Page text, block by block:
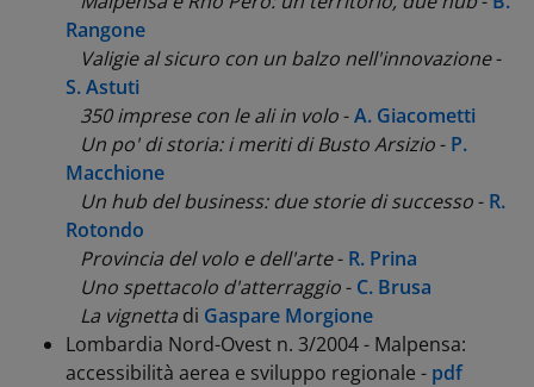
Rangone
Valigie al sicuro con un balzo nell'innovazione-
S. Astuti
350 imprese con le ali in volo-A. Giacometti
Un po' di storia: i meriti di Busto Arsizio- P.
Macchione
Un hub del business: due storie di successo- R.
Rotondo
Provincia del volo e dell'arte- R. Prina
Uno spettacolo d'atterraggio- C. Brusa
La vignetta di Gaspare Morgione
Lombardia Nord-Ovest n. 3/2004 - Malpensa:
accessibilità aerea e sviluppo regionale - pdf